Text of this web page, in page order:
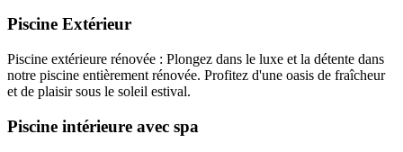
Piscine Extérieur
Piscine extérieure rénovée : Plongez dans le luxe et la détente dans
notre piscine entièrement rénovée. Profitez d'une oasis de fraîcheur
et de plaisir sous le soleil estival.
Piscine intérieure avec spa